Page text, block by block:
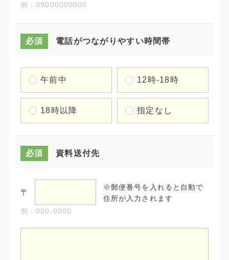
例：09000000000
必須 電話がつながりやすい時間帯
午前中 12時-18時
18時以降 指定なし
必須 資料送付先
〒
※郵便番号を入れると自動で
住所が入力されます
例：000-0000